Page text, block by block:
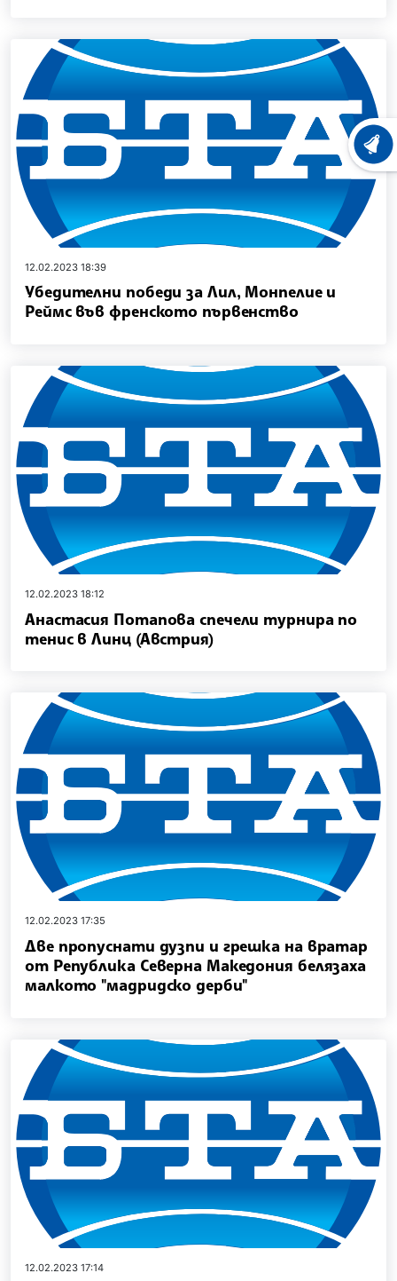
12.02.2023 18:39
Убедителни победи за Лил, Монпелие и
Реймс във френското първенство
12.02.2023 18:12
Анастасия Потапова спечели турнира по
тенис в Линц (Австрия)
12.02.2023 17:35
Две пропуснати дузпи и грешка на вратар
от Република Северна Македония белязаха
малкото "мадридско дерби"
12.02.2023 17:14